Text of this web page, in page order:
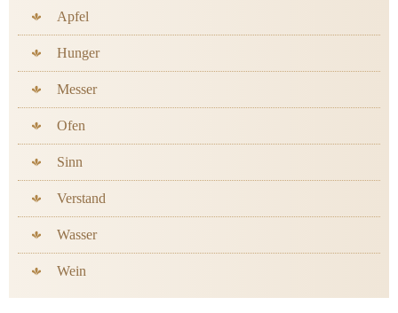
Apfel
Hunger
Messer
Ofen
Sinn
Verstand
Wasser
Wein